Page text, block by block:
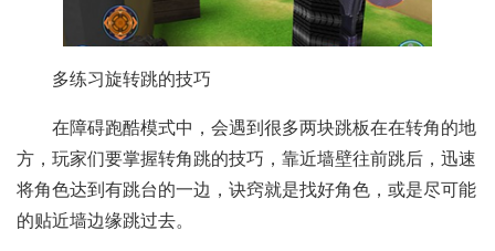
多练习旋转跳的技巧
在障碍跑酷模式中，会遇到很多两块跳板在在转角的地
方，玩家们要掌握转角跳的技巧，靠近墙壁往前跳后，迅速
将角色达到有跳台的一边，诀窍就是找好角色，或是尽可能
的贴近墙边缘跳过去。